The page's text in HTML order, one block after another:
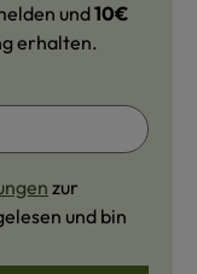
und10€
erhalten.
zur
und bin